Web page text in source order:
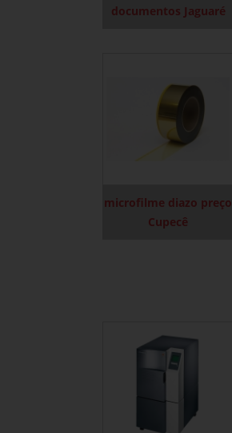
documentos Jaguaré
microfilme diazo preço
Cupecê